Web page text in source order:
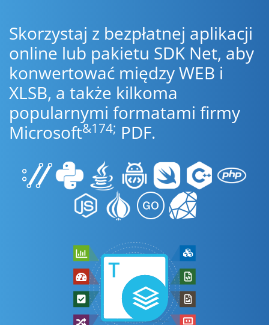
Skorzystaj z bezpłatnej aplikacji
online lub pakietu SDK Net, aby
konwertować między WEB i
XLSB, a także kilkoma
popularnymi formatami firmy
Microsoft&174; PDF.